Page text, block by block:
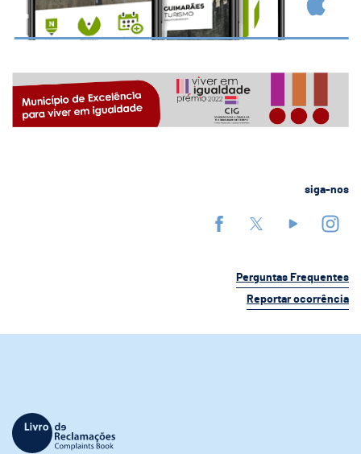
siga-nos
Perguntas Frequentes
Reportar ocorrência